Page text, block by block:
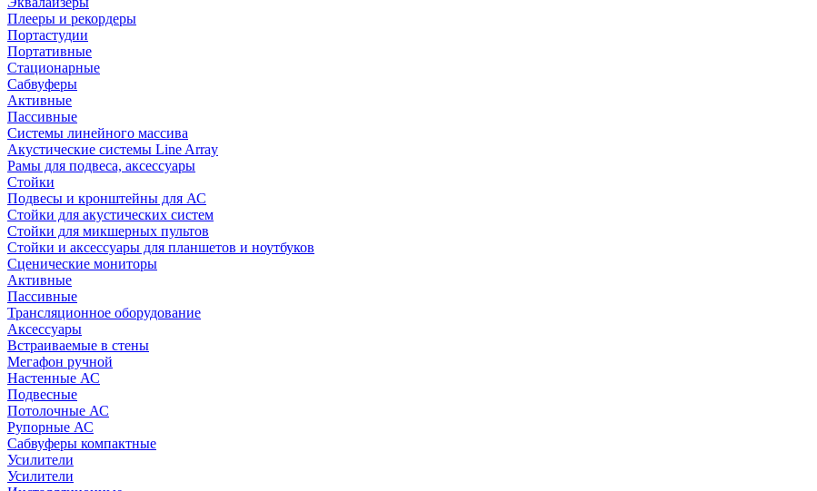
Плееры и рекордеры
Портастудии
Портативные
Стационарные
Сабвуферы
Активные
Пассивные
Системы линейного массива
Акустические системы Line Array
Рамы для подвеса, аксессуары
Стойки
Подвесы и кронштейны для АС
Стойки для акустических систем
Стойки для микшерных пультов
Стойки и аксессуары для планшетов и ноутбуков
Сценические мониторы
Активные
Пассивные
Трансляционное оборудование
Аксессуары
Встраиваемые в стены
Мегафон ручной
Настенные АС
Подвесные
Потолочные АС
Рупорные АС
Сабвуферы компактные
Усилители
Усилители